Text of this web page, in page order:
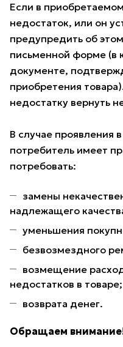
Если в
недостаток, или он
предупредить об
письменной форме (в
документе,
приобретения
недостатку вернуть
В случае проявления
потребитель имеет
потребовать:
замены
надлежащего
уменьшения
безвозмездного
возмещение
недостатков в товаре;
возврата денег.
Обращаем